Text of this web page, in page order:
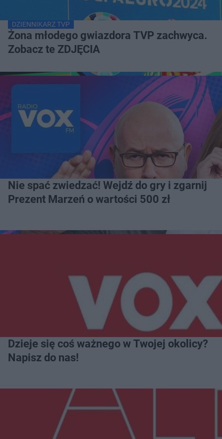
DZIENNIKARZ TVP
Żona młodego gwiazdora TVP zachwyca.
Zobacz te ZDJĘCIA
Nie spać zwiedzać! Wejdź do gry i zgarnij
Prezent Marzeń o wartości 500 zł
Dzieje się coś ważnego w Twojej okolicy?
Napisz do nas!
Więcej